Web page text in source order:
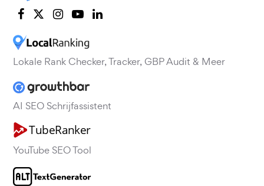
Lokale Rank Checker, Tracker, GBP Audit & Meer
AI SEO Schrijfassistent
YouTube SEO Tool